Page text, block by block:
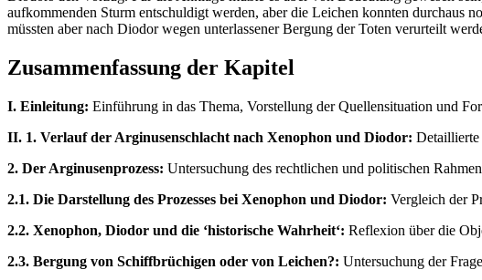
aufkommenden Sturm entschuldigt werden, aber die Leichen konnten durchaus
müssten aber nach Diodor wegen unterlassener Bergung der Toten verurteilt
Zusammenfassung der Kapitel
I. Einleitung: Einführung in das Thema, Vorstellung der Quellensituation und
II. 1. Verlauf der Arginusenschlacht nach Xenophon und Diodor: Detaillierte
2. Der Arginusenprozess: Untersuchung des rechtlichen und politischen
2.1. Die Darstellung des Prozesses bei Xenophon und Diodor: Vergleich der
2.2. Xenophon, Diodor und die ‘historische Wahrheit‘: Reflexion über die
2.3. Bergung von Schiffbrüchigen oder von Leichen?: Untersuchung der